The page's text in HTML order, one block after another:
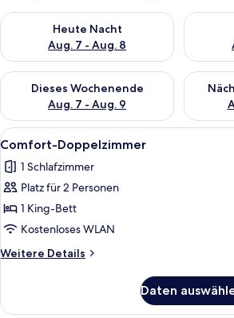
Heute Nacht
Aug. 7 - Aug. 8
Überprüfe die Verfügbarkeit für heute
Dieses Wochenende
Aug. 7 - Aug. 9
Überprüfe die Verfügbarkeit für dieses
Alle
Fotos
für
Comfort-
Doppelzimmer
anzeigen
Ein
7
Comfort-Doppelzimmer
1 Schlafzimmer
Platz für 2 Personen
1 King-Bett
Kostenloses WLAN
Weitere Details
Weitere
Doppelzimmer
Daten